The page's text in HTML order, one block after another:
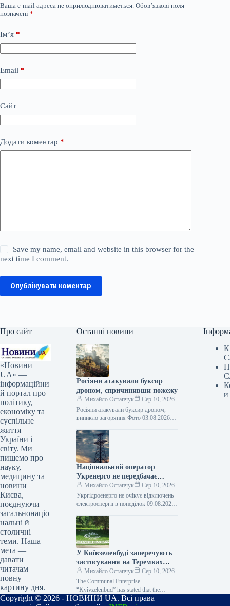
Ваша e-mail адреса не оприлюднюватиметься. Обов’язкові поля
позначені *
Ім’я *
Email *
Сайт
Додати коментар *
Save my name, email and website in this browser for the
next time I comment.
Опублікувати коментар
Про сайт
«Новини
UA» —
інформаційни
й портал про
політику,
економіку та
суспільне
життя
України і
світу. Ми
пишемо про
науку,
медицину та
новини
Києва,
поєднуючи
загальнонаціо
нальні й
столичні
теми. Наша
мета —
давати
читачам
повну
картину дня.
Останні новини
Росіяни атакували буксир
дроном, спричинивши пожежу
Михайло Остапчук
Сер 10, 2026
Росіяни атакували буксир дроном,
виникло загоряння Фото 03.08.2026
вдосвіта 3 серпня атакували
комерційний буксир безпілотником
типу…
Національний оператор
Укренерго не передбачає
відключень електроенергії у
понеділок.
Михайло Остапчук
Сер 10, 2026
Укргідроенерго не очікує відключень
електроенергії в понеділок 09.08.2026
понеділок, 10 серпня, обмежень у
споживанні електричної…
У Київзеленбуді заперечують
застосування на Теремках
техніки, наданої Великою
Британією для Збройних сил
України.
Михайло Остапчук
Сер 10, 2026
The Communal Enterprise
“Kyivzelenbud” has stated that the
specialized equipment being used for
и
Copyright © 2026 - НОВИНИ UA. Всі права